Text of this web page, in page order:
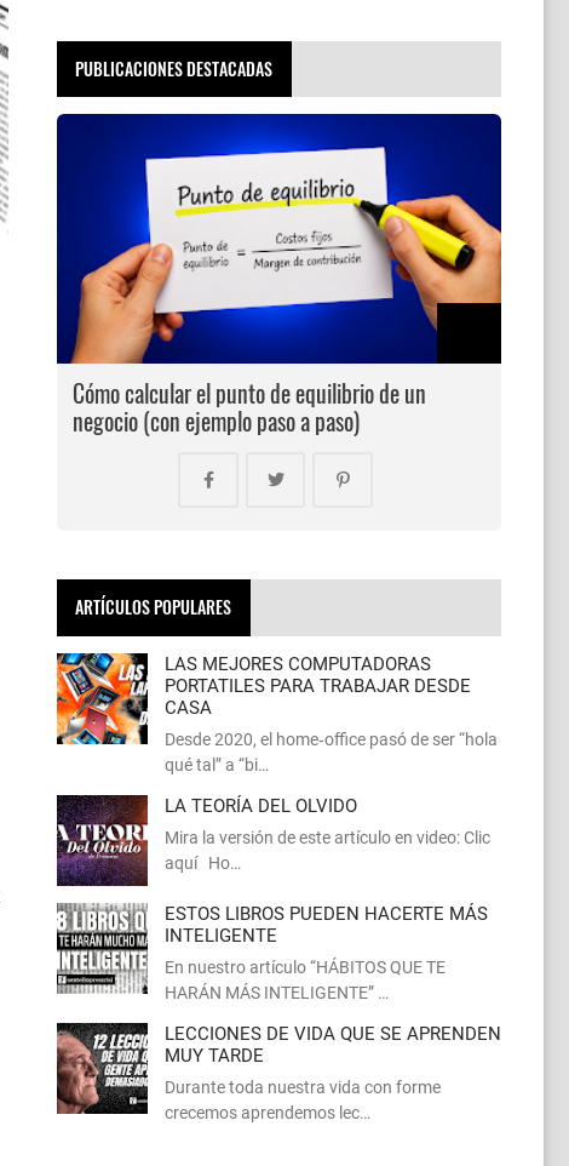
PUBLICACIONES DESTACADAS
Cómo calcular el punto de equilibrio de un
negocio (con ejemplo paso a paso)
ARTÍCULOS POPULARES
LAS MEJORES COMPUTADORAS
PORTATILES PARA TRABAJAR DESDE
CASA
Desde 2020, el home‑office pasó de ser “hola
qué tal” a “bi…
LA TEORÍA DEL OLVIDO
Mira la versión de este artículo en video: Clic
aquí Ho…
ESTOS LIBROS PUEDEN HACERTE MÁS
INTELIGENTE
En nuestro artículo “HÁBITOS QUE TE
HARÁN MÁS INTELIGENTE” …
LECCIONES DE VIDA QUE SE APRENDEN
MUY TARDE
Durante toda nuestra vida con forme
crecemos aprendemos lec…